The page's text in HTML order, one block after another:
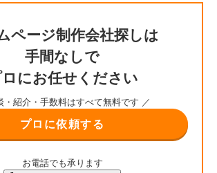
ページ制作会社探しは
手間なしで
にお任せください
・紹介・手数料はすべて無料です ／
プロに依頼する
お電話でも承ります